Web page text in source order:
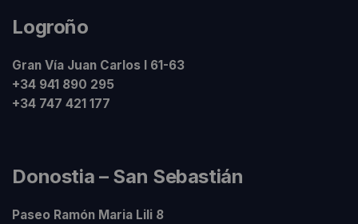
Logroño
Gran Vía Juan Carlos I 61-63
+34 941 890 295
+34 747 421 177
Donostia – San Sebastián
Paseo Ramón Maria Lili 8